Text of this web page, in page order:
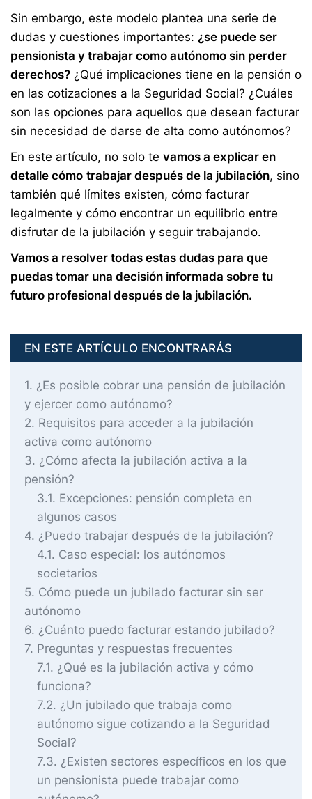
Sin embargo, este modelo plantea una serie de
dudas y cuestiones importantes: ¿se puede ser
pensionista y trabajar como autónomo sin perder
derechos? ¿Qué implicaciones tiene en la pensión o
en las cotizaciones a la Seguridad Social? ¿Cuáles
son las opciones para aquellos que desean facturar
sin necesidad de darse de alta como autónomos?
En este artículo, no solo te vamos a explicar en
detalle cómo trabajar después de la jubilación, sino
también qué límites existen, cómo facturar
legalmente y cómo encontrar un equilibrio entre
disfrutar de la jubilación y seguir trabajando.
Vamos a resolver todas estas dudas para que
puedas tomar una decisión informada sobre tu
futuro profesional después de la jubilación.
EN ESTE ARTÍCULO ENCONTRARÁS
1 ¿Es posible cobrar una pensión de jubilación
y ejercer como autónomo?
2 Requisitos para acceder a la jubilación
activa como autónomo
3 ¿Cómo afecta la jubilación activa a la
pensión?
3.1 Excepciones: pensión completa en
algunos casos
4 ¿Puedo trabajar después de la jubilación?
4.1 Caso especial: los autónomos
societarios
5 Cómo puede un jubilado facturar sin ser
autónomo
6 ¿Cuánto puedo facturar estando jubilado?
7 Preguntas y respuestas frecuentes
7.1 ¿Qué es la jubilación activa y cómo
funciona?
7.2 ¿Un jubilado que trabaja como
autónomo sigue cotizando a la Seguridad
Social?
7.3 ¿Existen sectores específicos en los que
un pensionista puede trabajar como